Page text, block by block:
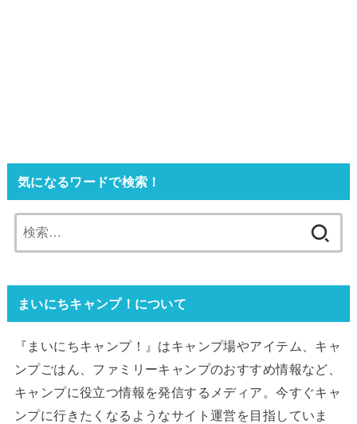
気になるワードで検索！
索:
まいにちキャンプ！について
『まいにちキャンプ！』はキャンプ場やアイテム、キャ
ンプごはん、ファミリーキャンプのおすすめ情報など、
キャンプに役立つ情報を発信するメディア。今すぐキャ
ンプに行きたくなるようなサイト運営を目指していま